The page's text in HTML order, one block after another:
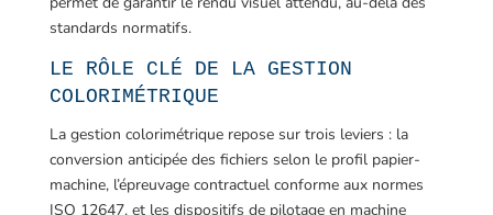
standards normatifs.
LE RÔLE CLÉ DE LA GESTION
COLORIMÉTRIQUE
La gestion colorimétrique repose sur trois leviers : la
conversion anticipée des fichiers selon le profil papier-
machine, l’épreuvage contractuel conforme aux normes
ISO 12647, et les dispositifs de pilotage en machine